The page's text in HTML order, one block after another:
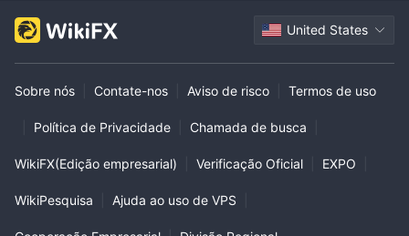
United States
Sobre nós Contate-nos Aviso de risco Termos de uso
Política de Privacidade Chamada de busca
WikiFX(Edição empresarial) Verificação Oficial EXPO
WikiPesquisa Ajuda ao uso de VPS